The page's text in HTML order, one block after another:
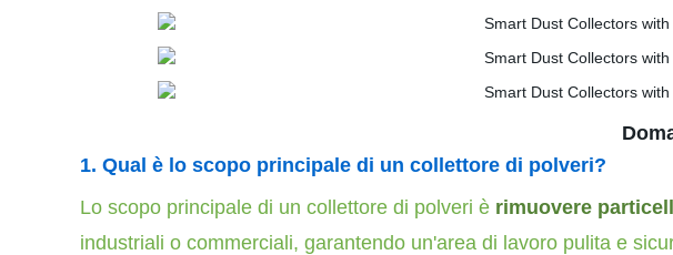
1. Qual è lo scopo principale di un collettore di polveri?
Lo scopo principale di un collettore di polveri è rimuovere
industriali o commerciali, garantendo un'area di lavoro pulita e